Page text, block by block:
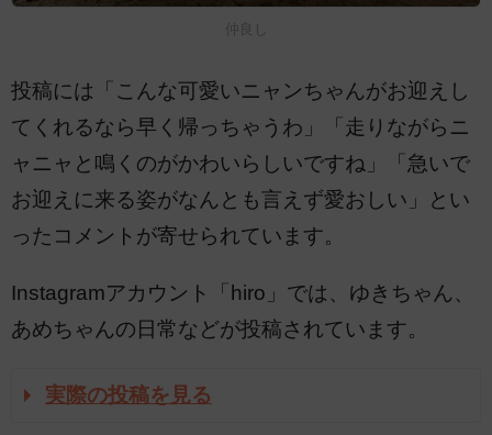
仲良し
投稿には「こんな可愛いニャンちゃんがお迎えし
てくれるなら早く帰っちゃうわ」「走りながらニ
ャニャと鳴くのがかわいらしいですね」「急いで
お迎えに来る姿がなんとも言えず愛おしい」とい
ったコメントが寄せられています。
Instagramアカウント「hiro」では、ゆきちゃん、
あめちゃんの日常などが投稿されています。
実際の投稿を見る